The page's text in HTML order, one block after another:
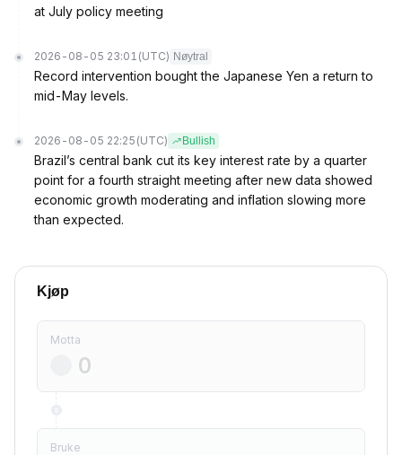
at July policy meeting
2026-08-05 23:01 (UTC) Nøytral
Record intervention bought the Japanese Yen a return to
mid-May levels.
2026-08-05 22:25 (UTC) Bullish
Brazil’s central bank cut its key interest rate by a quarter
point for a fourth straight meeting after new data showed
economic growth moderating and inflation slowing more
than expected.
Kjøp
Motta
Bruke